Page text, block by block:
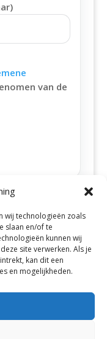
wij technologieën zoals
slaan en/of te
kunnen wij
site verwerken. Als je
kan dit een
en mogelijkheden.
van de